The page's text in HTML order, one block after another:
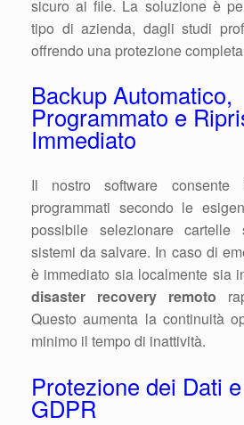
sicuro ai file. La soluzione è
tipo di azienda, dagli studi
offrendo una protezione
Backup Automatico,
Programmato e
Immediato
Il nostro software consente
programmati secondo le
possibile selezionare
sistemi da salvare. In caso di
è immediato sia localmente sia
disaster recovery remoto
Questo aumenta la continuità
minimo il tempo di inattività.
Protezione dei Dati
GDPR